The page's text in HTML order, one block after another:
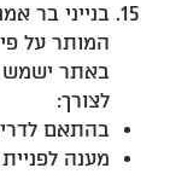
בנייני בר
המותר על
באתר ישמש
לצורך:
בהתאם
מענה